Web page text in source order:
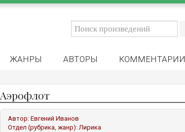
ЖАНРЫ АВТОРЫ КОММЕНТАРИИ
Аэрофлот
Автор: Евгений Иванов
Отдел (рубрика, жанр):Лирика